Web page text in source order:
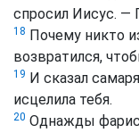
спросил Иисус. —
18 Почему никто
возвратился,
19 И сказал
исцелила тебя.
20 Однажды